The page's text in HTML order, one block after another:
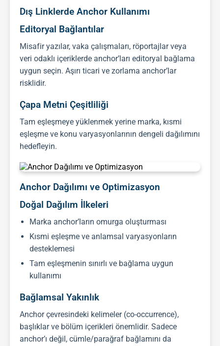
Dış Linklerde Anchor Kullanımı
Editoryal Bağlantılar
Misafir yazılar, vaka çalışmaları, röportajlar veya
veri odaklı içeriklerde anchor’ları editoryal bağlama
uygun seçin. Aşırı ticari ve zorlama anchor’lar
risklidir.
Çapa Metni Çeşitliliği
Tam eşleşmeye yüklenmek yerine marka, kısmi
eşleşme ve konu varyasyonlarının dengeli dağılımını
hedefleyin.
Anchor Dağılımı ve Optimizasyon
Doğal Dağılım İlkeleri
Marka anchor’ların omurga oluşturması
Kısmi eşleşme ve anlamsal varyasyonların
desteklemesi
Tam eşleşmenin sınırlı ve bağlama uygun
kullanımı
Bağlamsal Yakınlık
Anchor çevresindeki kelimeler (co-occurrence),
başlıklar ve bölüm içerikleri önemlidir. Sadece
anchor’ı değil, cümle/parağraf bağlamını da